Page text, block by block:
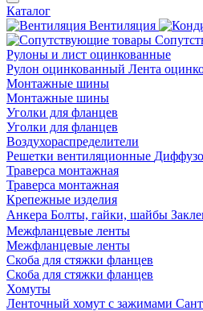
Каталог
Вентиляция
Рулоны и лист оцинкованные
Рулон оцинкованный Лента
Монтажные шины
Монтажные шины
Уголки для фланцев
Уголки для фланцев
Воздухораспределители
Решетки вентиляционные
Траверса монтажная
Траверса монтажная
Крепежные изделия
Анкера Болты, гайки, шайбы
Межфланцевые ленты
Межфланцевые ленты
Скоба для стяжки фланцев
Скоба для стяжки фланцев
Хомуты
Ленточный хомут с зажимами